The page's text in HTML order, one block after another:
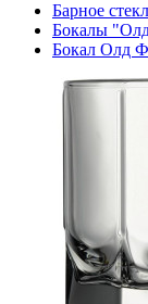
Барное
Бокалы
Бокал Олд